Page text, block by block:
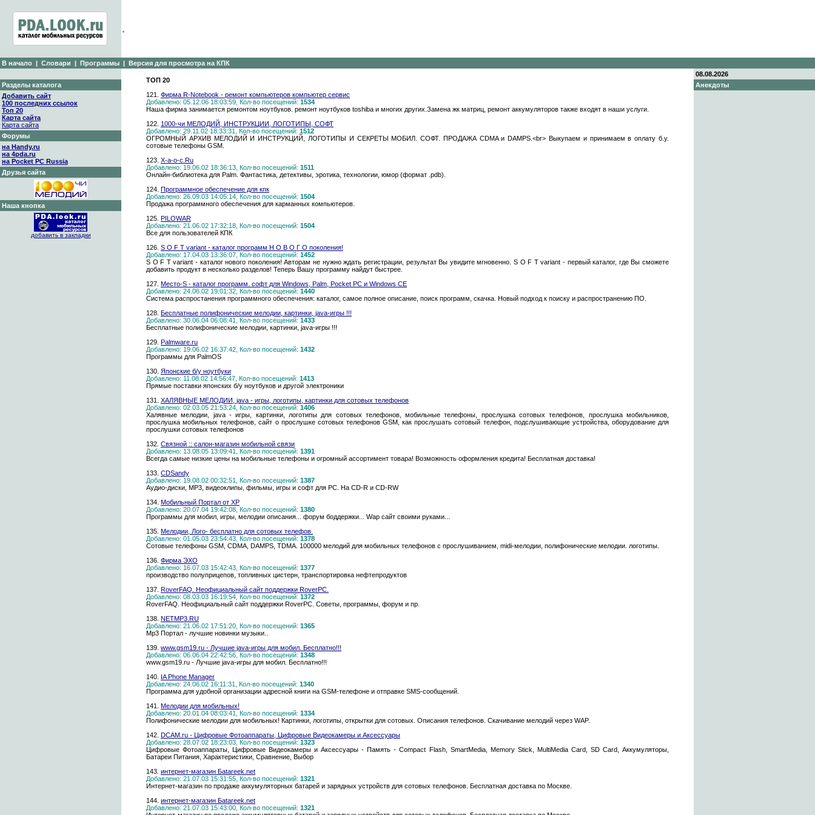
В начало | Словари | Программы | Версия для просмотра на КПК
Разделы каталога
Добавить сайт
100 последних ссылок
Топ 20
Карта сайта
Карта сайта
Форумы
на Handy.ru
на 4pda.ru
на Pocket PC Russia
Друзья сайта
Наша кнопка
добавить в закладки
ТОП 20
121. Фирма R-Notebook - ремонт компьютеров компьютер сервис
Добавлено: 05.12.06 18:03:59, Кол-во посещений: 1534
Наша фирма занимается ремонтом ноутбуков. ремонт ноутбуков toshiba и многих других.Замена жк матриц, ремонт аккумуляторов также входят в наши услуги.
122. 1000-чи МЕЛОДИЙ, ИНСТРУКЦИИ, ЛОГОТИПЫ, СОФТ
Добавлено: 29.11.02 18:33:31, Кол-во посещений: 1512
ОГРОМНЫЙ АРХИВ МЕЛОДИЙ И ИНСТРУКЦИЙ, ЛОГОТИПЫ И СЕКРЕТЫ МОБИЛ. СОФТ. ПРОДАЖА CDMA и DAMPS.<br> Выкупаем и принимаем в оплату б.у.
сотовые телефоны GSM.
123. Х-a-o-c.Ru
Добавлено: 19.06.02 18:36:13, Кол-во посещений: 1511
Онлайн-библиотека для Palm. Фантастика, детективы, эротика, технологии, юмор (формат .pdb).
124. Программное обеспечение для кпк
Добавлено: 26.09.03 14:05:14, Кол-во посещений: 1504
Продажа программного обеспечения для карманных компьютеров.
125. PILOWAR
Добавлено: 21.06.02 17:32:18, Кол-во посещений: 1504
Все для пользователей КПК
126. S O F T variant - каталог программ Н О В О Г О поколения!
Добавлено: 17.04.03 13:36:07, Кол-во посещений: 1452
S O F T variant - каталог нового поколения! Авторам не нужно ждать регистрации, результат Вы увидите мгновенно. S O F T variant - первый каталог, где Вы сможете
добавить продукт в несколько разделов! Теперь Вашу программу найдут быстрее.
127. Место-S - каталог программ. софт для Windows, Palm, Pocket PC и Windows CE
Добавлено: 24.06.02 19:01:32, Кол-во посещений: 1440
Система распростанения программного обеспечения: каталог, самое полное описание, поиск программ, скачка. Новый подход к поиску и распространению ПО.
128. Бесплатные полифонические мелодии, картинки, java-игры !!!
Добавлено: 30.06.04 06:08:41, Кол-во посещений: 1433
Бесплатные полифонические мелодии, картинки, java-игры !!!
129. Palmware.ru
Добавлено: 19.06.02 16:37:42, Кол-во посещений: 1432
Программы для PalmOS
130. Японские б/у ноутбуки
Добавлено: 11.08.02 14:56:47, Кол-во посещений: 1413
Прямые поставки японских б/у ноутбуков и другой электроники
131. ХАЛЯВНЫЕ МЕЛОДИИ, java - игры, логотипы, картинки для сотовых телефонов
Добавлено: 02.03.05 21:53:24, Кол-во посещений: 1406
Халявные мелодии, java - игры, картинки, логотипы для сотовых телефонов, мобильные телефоны, прослушка сотовых телефонов, прослушка мобильников,
прослушка мобильных телефонов, сайт о прослушке сотовых телефонов GSM, как прослушать сотовый телефон, подслушивающие устройства, оборудование для
прослушки сотовых телефонов
132. Связной :: салон-магазин мобильной связи
Добавлено: 13.08.05 13:09:41, Кол-во посещений: 1391
Всегда самые низкие цены на мобильные телефоны и огромный ассортимент товара! Возможность оформления кредита! Бесплатная доставка!
133. CDSandy
Добавлено: 19.08.02 00:32:51, Кол-во посещений: 1387
Аудио-диски, MP3, видеоклипы, фильмы, игры и софт для PC. На CD-R и CD-RW
134. Мобильный Портал от XP
Добавлено: 20.07.04 19:42:08, Кол-во посещений: 1380
Программы для мобил, игры, мелодии описания... форум боддержки... Wap сайт своими руками...
135. Мелодии, Лого- бесплатно для сотовых телефов.
Добавлено: 01.05.03 23:54:43, Кол-во посещений: 1378
Сотовые телефоны GSM, CDMA, DAMPS, TDMA. 100000 мелодий для мобильных телефонов с прослушиванием, midi-мелодии, полифонические мелодии. логотипы.
136. Фирма ЭХО
Добавлено: 16.07.03 15:42:43, Кол-во посещений: 1377
производство полуприцепов, топливных цистерн, транспортировка нефтепродуктов
137. RoverFAQ. Неофициальный сайт поддержки RoverPC.
Добавлено: 08.03.03 16:19:54, Кол-во посещений: 1372
RoverFAQ. Неофициальный сайт поддержки RoverPC. Советы, программы, форум и пр.
138. NETMP3.RU
Добавлено: 21.06.02 17:51:20, Кол-во посещений: 1365
Mp3 Портал - лучшие новинки музыки..
139. www.gsm19.ru - Лучшие java-игры для мобил. Бесплатно!!!
Добавлено: 06.06.04 22:42:56, Кол-во посещений: 1348
www.gsm19.ru - Лучшие java-игры для мобил. Бесплатно!!!
140. IA Phone Manager
Добавлено: 24.06.02 16:11:31, Кол-во посещений: 1340
Программа для удобной организации адресной книги на GSM-телефоне и отправке SMS-сообщений.
141. Мелодии для мобильных!
Добавлено: 20.01.04 08:03:41, Кол-во посещений: 1334
Полифонические мелодии для мобильных! Картинки, логотипы, открытки для сотовых. Описания телефонов. Скачивание мелодий через WAP.
142. DCAM.ru - Цифровые Фотоаппараты, Цифровые Видеокамеры и Аксессуары
Добавлено: 28.07.02 18:23:03, Кол-во посещений: 1323
Цифровые Фотоаппараты, Цифровые Видеокамеры и Аксессуары - Память - Compact Flash, SmartMedia, Memory Stick, MultiMedia Card, SD Card, Аккумуляторы,
Батареи Питания, Характеристики, Сравнение, Выбор
143. интернет-магазин Бatareek.net
Добавлено: 21.07.03 15:31:55, Кол-во посещений: 1321
Интернет-магазин по продаже аккумуляторных батарей и зарядных устройств для сотовых телефонов. Бесплатная доставка по Москве.
144. интернет-магазин Бatareek.net
Добавлено: 21.07.03 15:43:00, Кол-во посещений: 1321
08.08.2026
Анекдоты